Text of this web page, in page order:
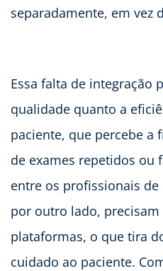
separadamente, em vez
Essa falta de integração
qualidade quanto a
paciente, que percebe a
de exames repetidos ou
entre os profissionais de
por outro lado,
plataformas, o que tira
cuidado ao paciente.